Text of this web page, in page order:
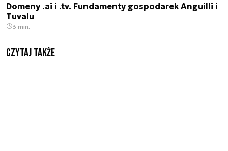
Domeny .ai i .tv. Fundamenty gospodarek Anguilli i
Tuvalu
3 min.
Czytaj także